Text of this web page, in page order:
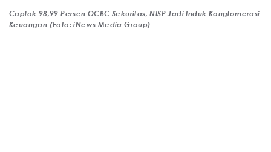
Caplok 98,99 Persen OCBC Sekuritas, NISP Jadi Induk Konglomerasi
Keuangan (Foto: iNews Media Group)